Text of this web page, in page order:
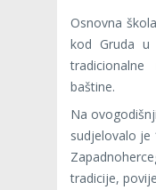
Osnovna
kod Gruda u
baštine.
Na
sudjelovalo je
tradicije,